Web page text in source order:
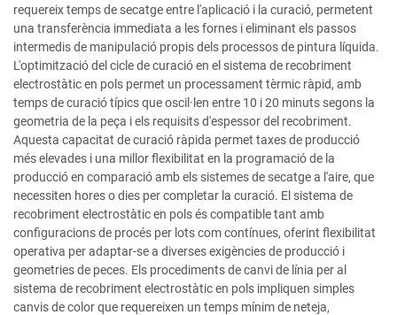
requereix temps de secatge entre l'aplicació i la curació, permetent
una transferència immediata a les fornes i eliminant els passos
intermedis de manipulació propis dels processos de pintura líquida.
L'optimització del cicle de curació en el sistema de recobriment
electrostàtic en pols permet un processament tèrmic ràpid, amb
temps de curació típics que oscil·len entre 10 i 20 minuts segons la
geometria de la peça i els requisits d'espessor del recobriment.
Aquesta capacitat de curació ràpida permet taxes de producció
més elevades i una millor flexibilitat en la programació de la
producció en comparació amb els sistemes de secatge a l'aire, que
necessiten hores o dies per completar la curació. El sistema de
recobriment electrostàtic en pols és compatible tant amb
configuracions de procés per lots com contínues, oferint flexibilitat
operativa per adaptar-se a diverses exigències de producció i
geometries de peces. Els procediments de canvi de línia per al
sistema de recobriment electrostàtic en pols impliquen simples
canvis de color que requereixen un temps mínim de neteja,